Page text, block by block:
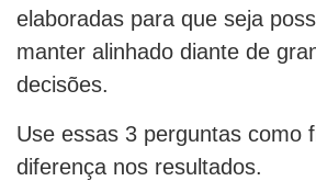
elaboradas para que seja
manter alinhado diante de
decisões.
Use essas 3 perguntas como
diferença nos resultados.